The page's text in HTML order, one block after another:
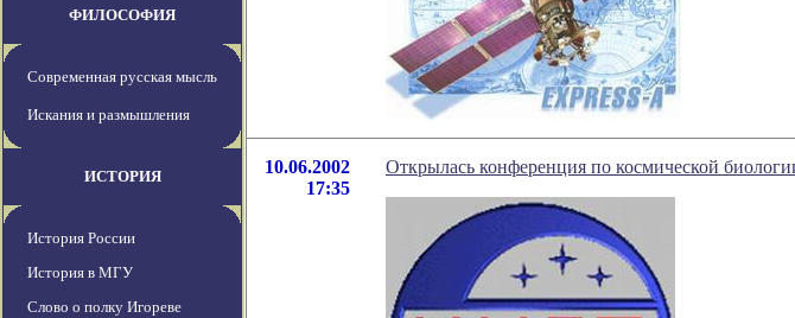
ФИЛОСОФИЯ
Современная русская мысль
Искания и размышления
ИСТОРИЯ
История России
История в МГУ
Слово о полку Игореве
10.06.2002
17:35
Открылась конференция по космической